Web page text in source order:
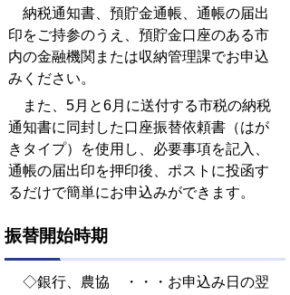
納税通知書、預貯金通帳、通帳の届出
印をご持参のうえ、預貯金口座のある市
内の金融機関または収納管理課でお申込
みください。
また、5月と6月に送付する市税の納税
通知書に同封した口座振替依頼書（はが
きタイプ）を使用し、必要事項を記入、
通帳の届出印を押印後、ポストに投函す
るだけで簡単にお申込みができます。
振替開始時期
◇銀行、農協 ・・・お申込み日の翌